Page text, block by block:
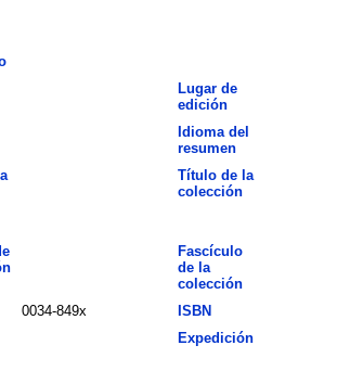
Lugar de
edición
Idioma del
resumen
Título de la
colección
Fascículo
de la
colección
0034-849x
ISBN
Expedición